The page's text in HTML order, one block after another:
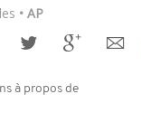
• AP
à propos de